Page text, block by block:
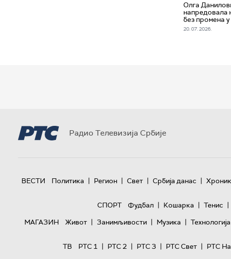
Олга
напредовала
без промена у
20. 07. 2026.
Радио Телевизија Србије
ВЕСТИ Политика | Регион | Свет | Србија данас |
СПОРТ
Фудбал | Кошарка | Тенис |
МАГАЗИН
Живот | Занимљивости | Музика | Технологијa
ТВ
РТС 1 | РТС 2 | РТС 3 | РТС Свет | РТС